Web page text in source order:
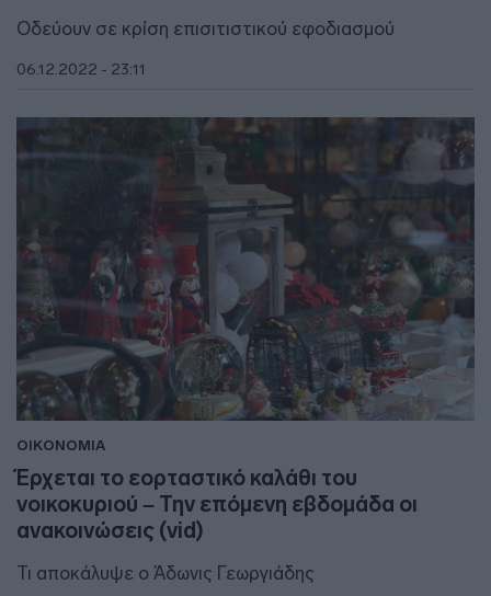
Οδεύουν σε κρίση επισιτιστικού εφοδιασμού
06.12.2022 - 23:11
ΟΙΚΟΝΟΜΙΑ
Έρχεται το εορταστικό καλάθι του
νοικοκυριού – Την επόμενη εβδομάδα οι
ανακοινώσεις (vid)
Τι αποκάλυψε ο Άδωνις Γεωργιάδης